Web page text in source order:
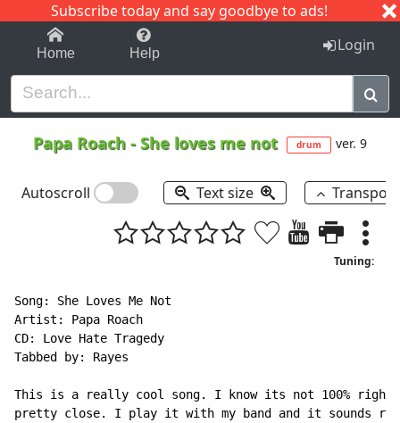
Subscribe today and say goodbye to ads!
1-9 C I J
Home Help Login
Papa Roach -She loves me not drum ver. 9
Autoscroll Text size
Tuning:
Song: She Loves Me Not
Artist: Papa Roach
CD: Love Hate Tragedy
Tabbed by: Rayes
This is a really cool song. I know its not 100%
pretty close. I play it with my band and it sounds